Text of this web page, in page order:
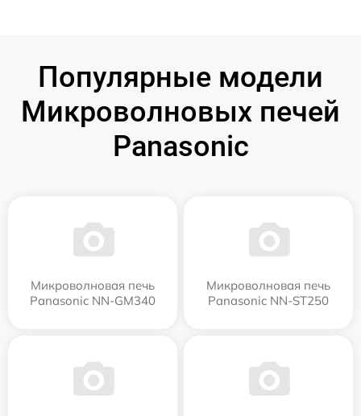
Популярные модели
Микроволновых печей
Panasonic
Микроволновая печь
Panasonic NN-GM340
Микроволновая печь
Panasonic NN-ST250